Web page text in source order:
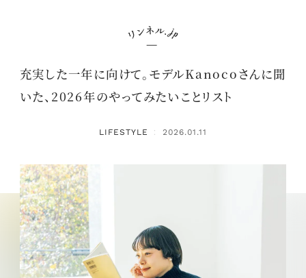
充実した一年に向けて。モデルKanocoさんに聞
いた、2026年のやってみたいことリスト
LIFESTYLE ： 2026.01.11